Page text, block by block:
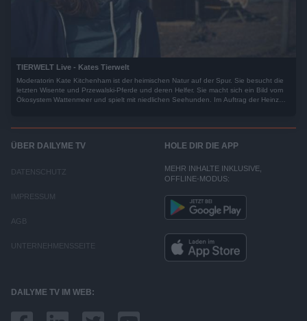
TIERWELT Live - Kates Tierwelt
Moderatorin Kate Kitchenham ist der heimischen Natur auf der Spur. Sie besucht die
letzten Wisente und Przewalski-Pferde und deren Helfer. Sie macht sich ein Bild vom
Ökosystem Wattenmeer und spielt mit niedlichen Seehunden. Im Auftrag der Heinz
ÜBER DAILYME TV
DATENSCHUTZ
IMPRESSUM
AGB
UNTERNEHMENSSEITE
HOLE DIR DIE APP
MEHR INHALTE INKLUSIVE,
OFFLINE-MODUS:
DAILYME TV IM WEB: